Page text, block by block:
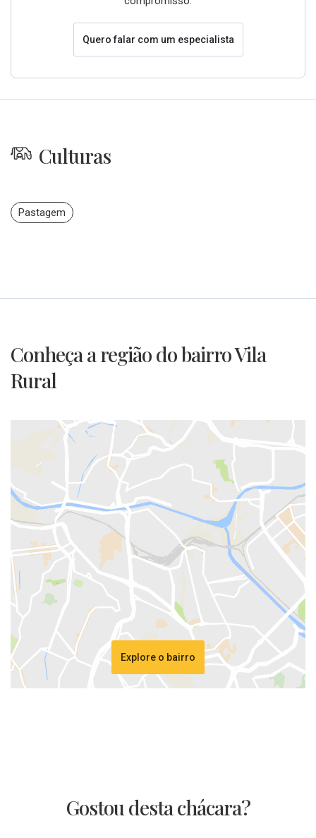
Quero falar com um especialista
Culturas
Pastagem
Conheça a região do bairro Vila
Rural
Explore o bairro
Gostou desta chácara?